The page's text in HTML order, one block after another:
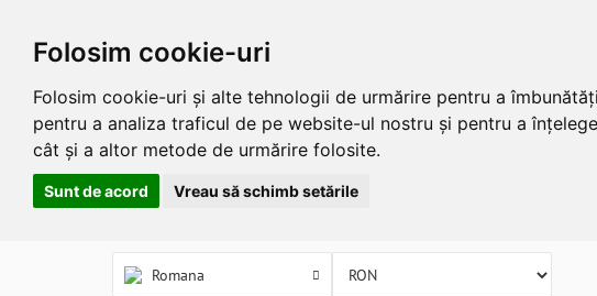
Folosim cookie-uri
Folosim cookie-uri și alte tehnologii de urmărire pentru a
pentru a analiza traficul de pe website-ul nostru și pentru a
cât și a altor metode de urmărire folosite.
Sunt de acord Vreau să schimb setările
Romana